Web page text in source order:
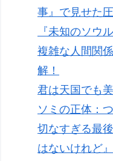
事』で見せた
『未知のソウ
複雑な人間関
解！
君は天国でも
ソミの正体：
切なすぎる最
はないけれど